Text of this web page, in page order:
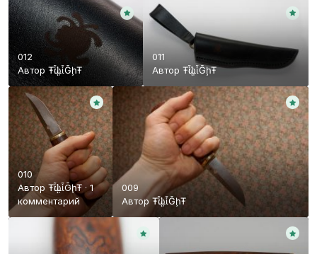
012
Автор ŦᾡἷḶἷḠḩŦ
011
АвторŦᾡἷḶἷḠḩŦ
010
Автор ŦᾡἷḶἷḠḩŦ ·1
комментарий
009
АвторŦᾡἷḶἷḠḩŦ